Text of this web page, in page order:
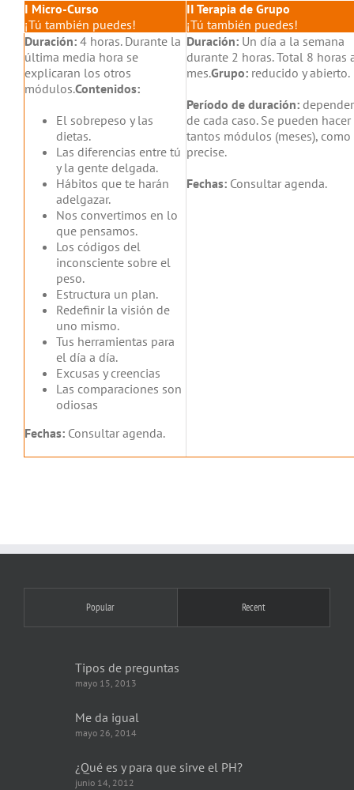
I Micro-Curso
¡Tú también puedes!
II Terapia de Grupo
¡Tú también puedes!
Duración: 4 horas. Durante la
última media hora se
explicaran los otros
módulos.Contenidos:
El sobrepeso y las
dietas.
Las diferencias entre tú
y la gente delgada.
Hábitos que te harán
adelgazar.
Nos convertimos en lo
que pensamos.
Los códigos del
inconsciente sobre el
peso.
Estructura un plan.
Redefinir la visión de
uno mismo.
Tus herramientas para
el día a día.
Excusas y creencias
Las comparaciones son
odiosas
Fechas: Consultar agenda.
Duración: Un día a la semana
durante 2 horas. Total 8 horas
mes.Grupo: reducido y abierto.
Período de duración:
de cada caso. Se pueden hacer
tantos módulos (meses), como
precise.
Fechas: Consultar agenda.
Popular Recent
Tipos de preguntas
mayo 15, 2013
Me da igual
mayo 26, 2014
¿Qué es y para que sirve el PH?
junio 14, 2012